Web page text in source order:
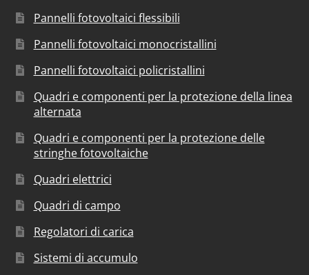
Pannelli fotovoltaici flessibili
Pannelli fotovoltaici monocristallini
Pannelli fotovoltaici policristallini
Quadri e componenti per la protezione della linea
alternata
Quadri e componenti per la protezione delle
stringhe fotovoltaiche
Quadri elettrici
Quadri di campo
Regolatori di carica
Sistemi di accumulo